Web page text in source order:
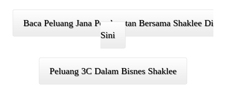
Baca Peluang Jana Pendapatan Bersama Shaklee Di
Sini
Peluang 3C Dalam Bisnes Shaklee